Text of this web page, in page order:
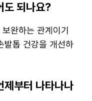
도 되나요?
완하는 관계이기
발톱 건강을 개선하
제부터 나타나나